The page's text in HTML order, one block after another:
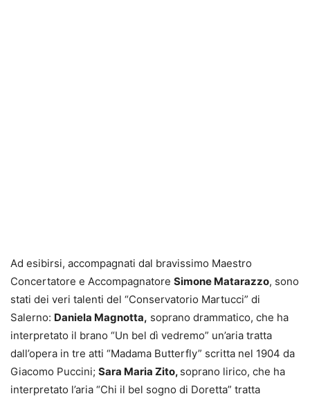
Ad esibirsi, accompagnati dal bravissimo Maestro
Concertatore e Accompagnatore Simone Matarazzo, sono
stati dei veri talenti del “Conservatorio Martucci” di
Salerno: Daniela Magnotta, soprano drammatico, che ha
interpretato il brano “Un bel dì vedremo” un’aria tratta
dall’opera in tre atti “Madama Butterfly” scritta nel 1904 da
Giacomo Puccini; Sara Maria Zito, soprano lirico, che ha
interpretato l’aria “Chi il bel sogno di Doretta” tratta